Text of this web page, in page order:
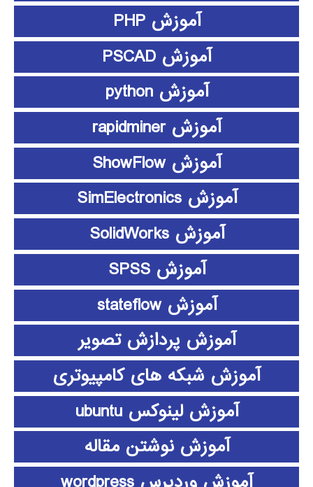
آموزش PHP
آموزش PSCAD
آموزش python
آموزش rapidminer
آموزش ShowFlow
آموزش SimElectronics
آموزش SolidWorks
آموزش SPSS
آموزش stateflow
آموزش پردازش تصویر
آموزش شبکه های کامپیوتری
آموزش لینوکس ubuntu
آموزش نوشتن مقاله